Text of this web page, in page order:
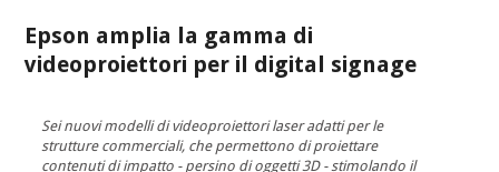
Epson amplia la gamma di
videoproiettori per il digital signage
Sei nuovi modelli di videoproiettori laser adatti per le
strutture commerciali, che permettono di proiettare
contenuti di impatto - persino di oggetti 3D - stimolando il